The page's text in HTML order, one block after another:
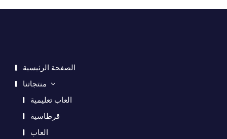
الصفحة الرئيسية
منتجاتنا
العاب تعليمية
قرطاسية
العاب